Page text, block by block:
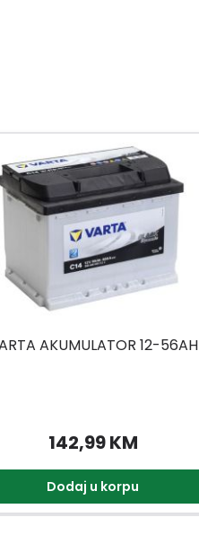
AKUMULATOR 12-56AH
142,99 KM
Dodaj u korpu